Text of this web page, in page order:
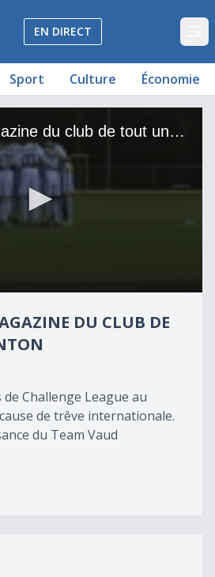
Vaud et Fribourg
EN DIRECT
Sport Culture Économie
LS Mag, le magazine du club de tout un canton
DU CLUB DE
Challenge League au
de trêve internationale.
du Team Vaud